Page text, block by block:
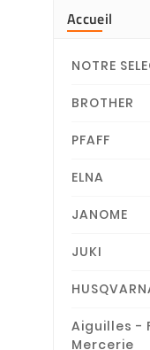
Accueil
NOTRE
BROTHER
PFAFF
ELNA
JANOME
JUKI
Aiguilles -
Mercerie